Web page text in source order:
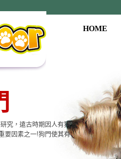
HOME
究，遠古時期因人有狗
要因素之一!狗門使其有